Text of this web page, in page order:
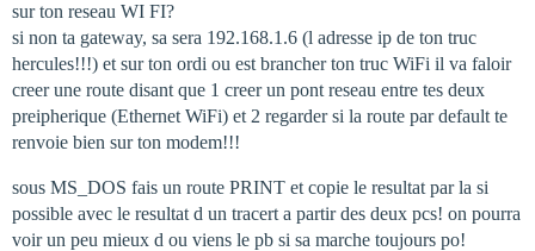
sur ton reseau WI FI?
si non ta gateway, sa sera 192.168.1.6 (l adresse ip de ton truc
hercules!!!) et sur ton ordi ou est brancher ton truc WiFi il va faloir
creer une route disant que 1 creer un pont reseau entre tes deux
preipherique (Ethernet WiFi) et 2 regarder si la route par default te
renvoie bien sur ton modem!!!
sous MS_DOS fais un route PRINT et copie le resultat par la si
possible avec le resultat d un tracert a partir des deux pcs! on pourra
voir un peu mieux d ou viens le pb si sa marche toujours po!